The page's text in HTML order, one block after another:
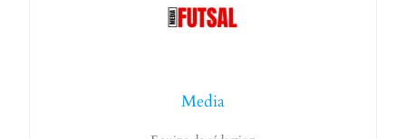
Media